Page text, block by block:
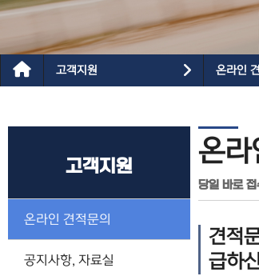
고객지원 온라인
고객지원
온라인 견적문의
공지사항, 자료실
온라
당일 바로
견적
급하